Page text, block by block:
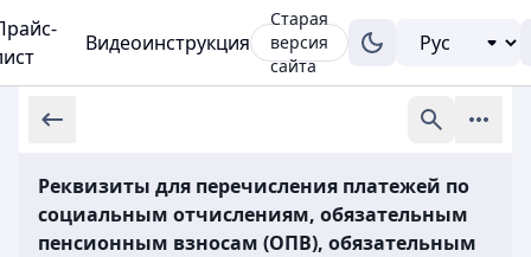
Видеоинструкция
Старая
версия
сайта
Реквизиты для перечисления платежей по
социальным отчислениям, обязательным
пенсионным взносам (ОПВ), обязательным